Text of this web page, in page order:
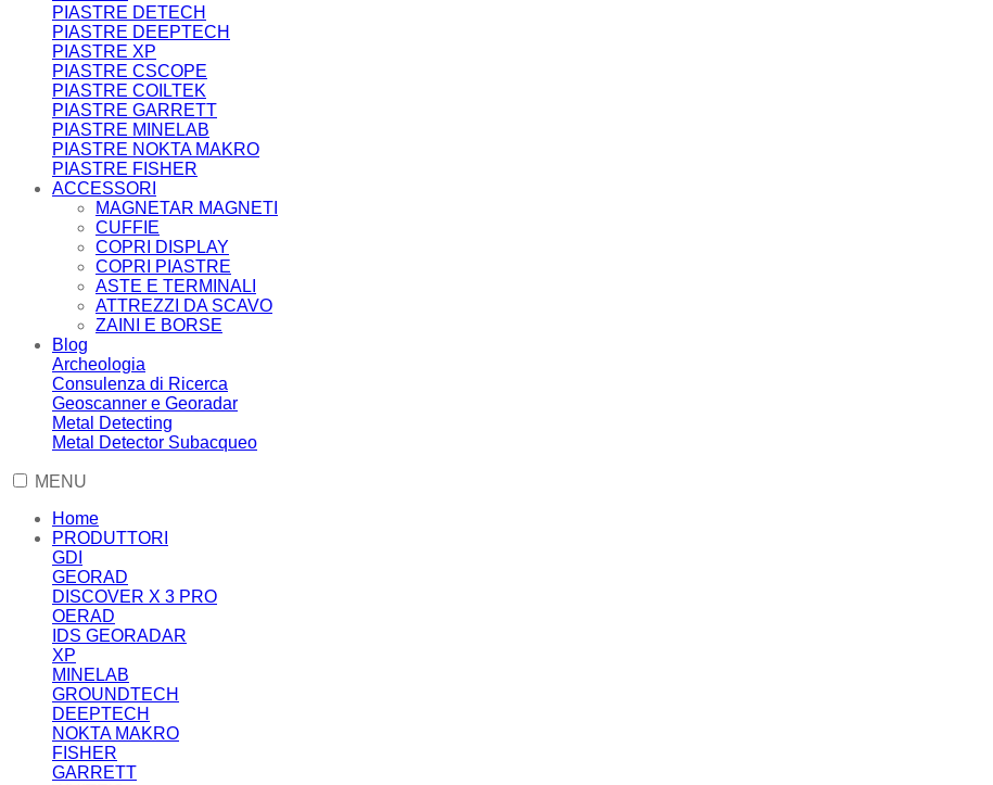
PIASTRE DETECH
PIASTRE DEEPTECH
PIASTRE XP
PIASTRE CSCOPE
PIASTRE COILTEK
PIASTRE GARRETT
PIASTRE MINELAB
PIASTRE NOKTA MAKRO
PIASTRE FISHER
ACCESSORI
MAGNETAR MAGNETI
CUFFIE
COPRI DISPLAY
COPRI PIASTRE
ASTE E TERMINALI
ATTREZZI DA SCAVO
ZAINI E BORSE
Blog
Archeologia
Consulenza di Ricerca
Geoscanner e Georadar
Metal Detecting
Metal Detector Subacqueo
MENU
Home
PRODUTTORI
GDI
GEORAD
DISCOVER X 3 PRO
OERAD
IDS GEORADAR
XP
MINELAB
GROUNDTECH
DEEPTECH
NOKTA MAKRO
FISHER
GARRETT